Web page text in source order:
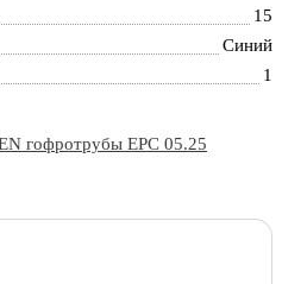
15
Синий
1
гофротрубы EPC 05.25